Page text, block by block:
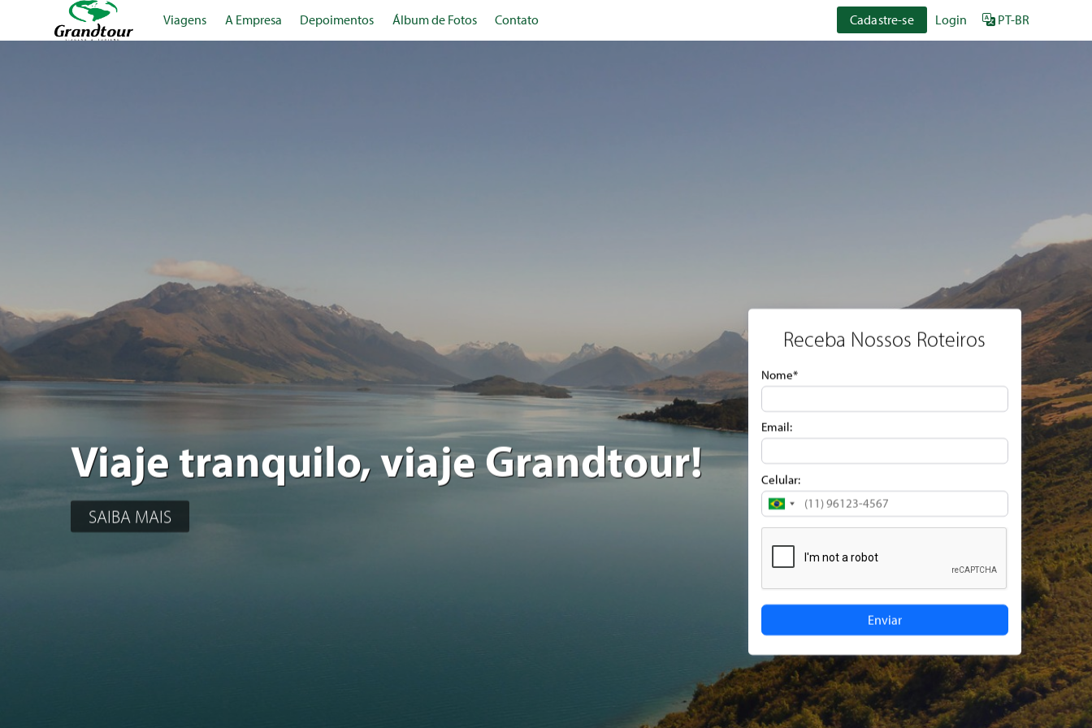
Viagens A Empresa Depoimentos Álbum de Fotos Contato Cadastre-se Login PT-BR
Viaje tranquilo, viaje Grandtour!
SAIBA MAIS
Receba Nossos Roteiros
Nome*
Email:
Celular:
Brazil
+55